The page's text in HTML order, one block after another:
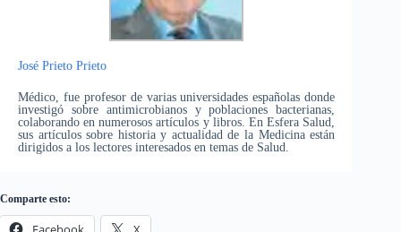
José Prieto Prieto
Médico, fue profesor de varias universidades españolas donde
investigó sobre antimicrobianos y poblaciones bacterianas,
colaborando en numerosos artículos y libros. En Esfera Salud,
sus artículos sobre historia y actualidad de la Medicina están
dirigidos a los lectores interesados en temas de Salud.
Comparte esto: